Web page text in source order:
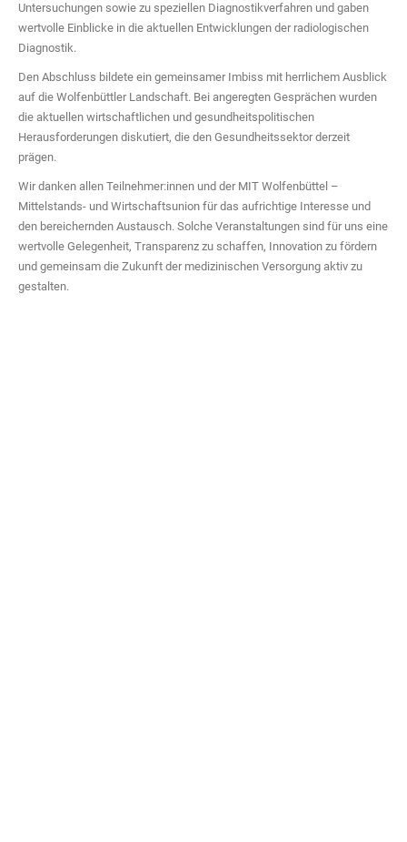
Untersuchungen sowie zu speziellen Diagnostikverfahren und gaben
wertvolle Einblicke in die aktuellen Entwicklungen der radiologischen
Diagnostik.
Den Abschluss bildete ein gemeinsamer Imbiss mit herrlichem Ausblick
auf die Wolfenbüttler Landschaft. Bei angeregten Gesprächen wurden
die aktuellen wirtschaftlichen und gesundheitspolitischen
Herausforderungen diskutiert, die den Gesundheitssektor derzeit
prägen.
Wir danken allen Teilnehmer:innen und der MIT Wolfenbüttel –
Mittelstands- und Wirtschaftsunion für das aufrichtige Interesse und
den bereichernden Austausch. Solche Veranstaltungen sind für uns eine
wertvolle Gelegenheit, Transparenz zu schaffen, Innovation zu fördern
und gemeinsam die Zukunft der medizinischen Versorgung aktiv zu
gestalten.